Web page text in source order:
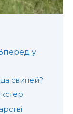
у
свиней?